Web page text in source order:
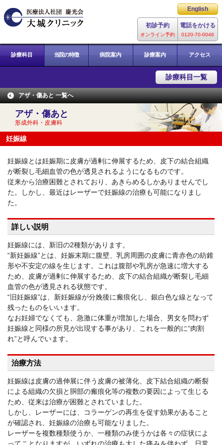
レーザー専門総合病院
大城クリニック
English
初診予約
オンライン予約
電話をかける
0120-70-0046
診療科目 当院の特徴 病院案内 診療案内 アクセス
診療科目一覧
アザ・傷あと 一覧へ
アザ・傷あと
形成外科・皮膚科
妊娠線
妊娠線とは妊娠期に皮膚が過剰に伸展するため、皮下の結合組織
が断裂し毛細血管の色が透見されるようになるものです。
従来から治療困難とされており、あきらめるしかありませんでし
た。しかし、最近はレーザーで妊娠線の治療も可能になりまし
た。
詳しい説明
妊娠線には、新旧の2種類があります。
“新妊娠線”とは、妊娠末期に腹壁、乳房周囲の皮膚に青赤色の紡錐
形や不安定の線を生じます。これは腹部や乳房が急速に増大する
ため、皮膚が過剰に伸展するため、皮下の結合組織が断裂し毛細
血管の色が透見される状態です。
“旧妊娠線”は、新妊娠線が分娩後に瘢痕化し、銀白色な線となって
残ったものをいいます。
なお妊婦でなくても、急激に体重が増加した場合、男女を問わず
妊娠線と同様の所見が出現する事があり、これを一般的に“肉割
れ”と呼んでいます。
治療方法
妊娠線は皮膚の過伸展に伴う皮膚の被薄化、皮下結合組織の断裂
による組織の欠損と胴部の瘢痕化等の複数の要因によって生じる
ため、従来は治療が困難とされていました。
しかし、レーザーには、コラーゲンの再生を促す効果があること
が確認され、妊娠線の治療も可能なりました。
レーザーを複数種類使うか、一種類のみ使うかは各々の症状によ